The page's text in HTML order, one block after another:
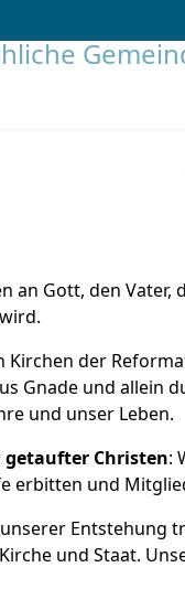
an Gott, den Vater,
Kirchen der
Gnade und allein
und unser Leben.
getaufter Christen:
erbitten und
unserer Entstehung
und Staat.